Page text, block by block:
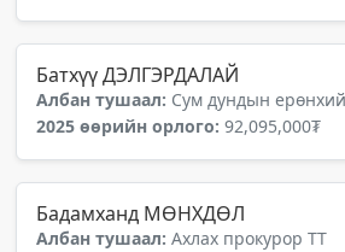
Батхүү ДЭЛГЭРДАЛАЙ
Албан тушаал: Сум дундын
2025 өөрийн орлого: 92,095,000₮
Бадамханд МӨНХДӨЛ
Албан тушаал: Ахлах прокурор ТТ